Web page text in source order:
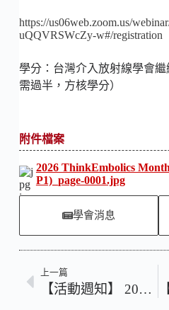
https://us06web.zoom.us/
uQQVRSWcZy-w#/registration
學分：台灣介入放射線學會
需過半， 方核學分）
附件檔案
2026 ThinkEmbolics
P1)_page-0001.jpg
學會消息
上一篇
【活動週知】 2026.05.06 (三)可降解澱粉微球（DSM）線上研討會